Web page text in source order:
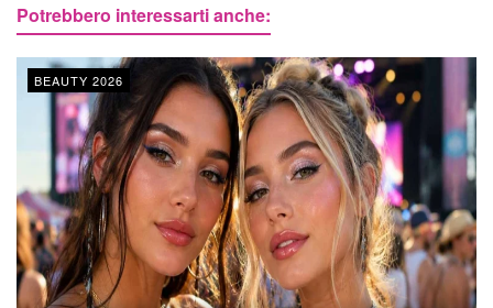
Potrebbero interessarti anche:
BEAUTY 2026